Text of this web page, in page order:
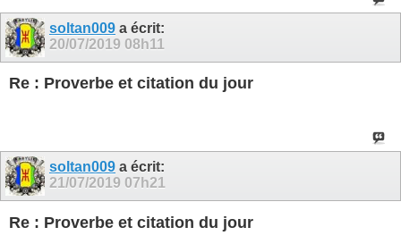
soltan009 a écrit:
20/07/2019 08h11
Re : Proverbe et citation du jour
soltan009 a écrit:
21/07/2019 07h21
Re : Proverbe et citation du jour